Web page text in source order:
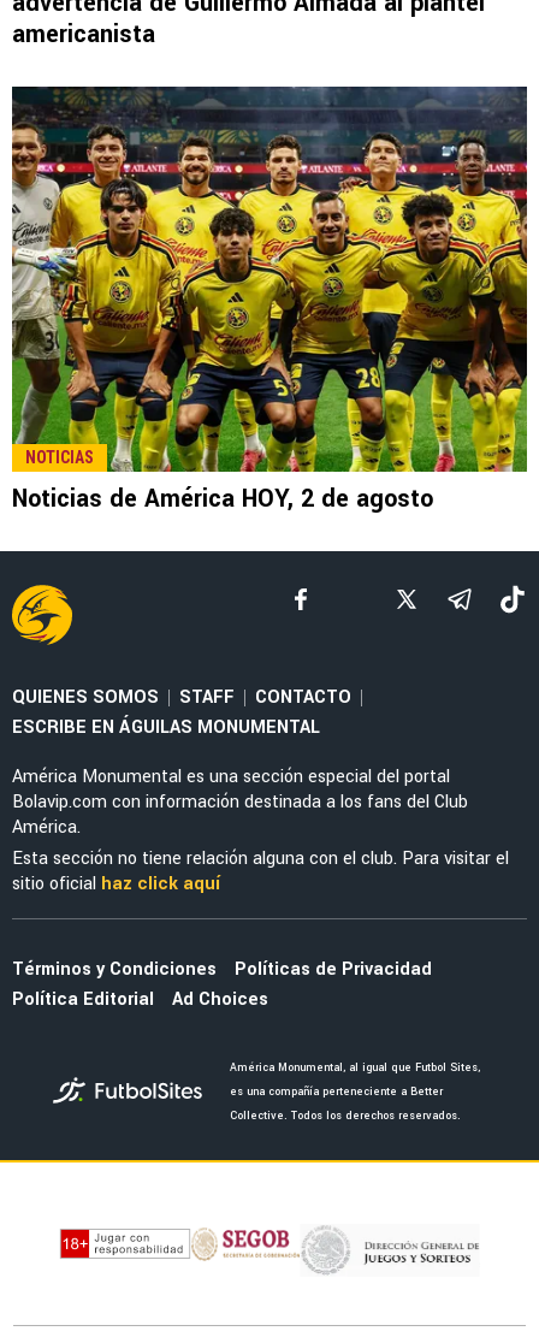
americanista
NOTICIAS
Noticias de América HOY, 2 de agosto
QUIENES SOMOS | STAFF | CONTACTO |
ESCRIBE EN ÁGUILAS MONUMENTAL
América Monumental es una sección especial del portal
Bolavip.com con información destinada a los fans del Club
América.
Esta sección no tiene relación alguna con el club. Para visitar el
sitio oficial haz click aquí
Términos y Condiciones
Políticas de Privacidad
Política Editorial
Ad Choices
América Monumental, al igual que Futbol Sites,
es una compañía perteneciente a Better
Collective. Todos los derechos reservados.